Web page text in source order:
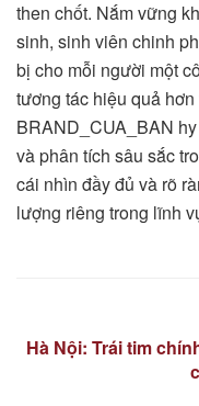
then chốt. Nắm vững
sinh, sinh viên chinh
bị cho mỗi người một
tương tác hiệu quả
BRAND_CUA_BAN
và phân tích sâu sắc
cái nhìn đầy đủ và rõ
lượng riêng trong lĩnh
Hà Nội: Trái tim